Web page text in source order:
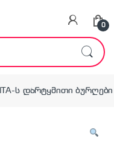
0
ს დარტყმითი ბურღები